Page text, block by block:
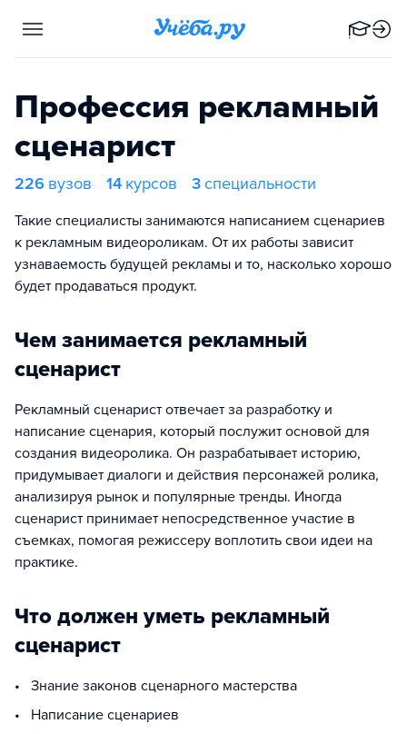
Профессия рекламный
сценарист
226 вузов 14 курсов 3специальности
Такие специалисты занимаются написанием сценариев
к рекламным видеороликам. От их работы зависит
узнаваемость будущей рекламы и то, насколько хорошо
будет продаваться продукт.
Чем занимается рекламный
сценарист
Рекламный сценарист отвечает за разработку и
написание сценария, который послужит основой для
создания видеоролика. Он разрабатывает историю,
придумывает диалоги и действия персонажей ролика,
анализируя рынок и популярные тренды. Иногда
сценарист принимает непосредственное участие в
съемках, помогая режиссеру воплотить свои идеи на
практике.
Что должен уметь рекламный
сценарист
• Знание законов сценарного мастерства
• Написание сценариев